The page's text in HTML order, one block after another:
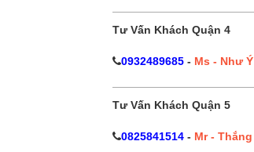
Tư Vấn Khách Quận 4
0932489685- Ms - Như Ý
Tư Vấn Khách Quận 5
0825841514- Mr - Thắng